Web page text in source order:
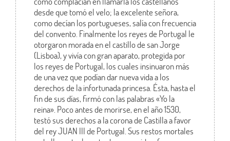
desde que tomó el velo; la excelente señora,
como decían los portugueses, salía con frecuencia
del convento. Finalmente los reyes de Portugal le
otorgaron morada en el castillo de san Jorge
(Lisboa), y vivía con gran aparato, protegida por
los reyes de Portugal, los cuales insinuaron más
de una vez que podían dar nueva vida a los
derechos de la infortunada princesa. Ésta, hasta el
fin de sus días, firmó con las palabras «Yo la
reina». Poco antes de morirse, en el año 1530,
testó sus derechos a la corona de Castilla a favor
del rey JUAN III de Portugal. Sus restos mortales